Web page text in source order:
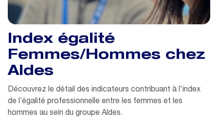
Index égalité
Femmes/Hommes chez
Aldes
Découvrez le détail des indicateurs contribuant à l'index
de l’égalité professionnelle entre les femmes et les
hommes au sein du groupe Aldes.